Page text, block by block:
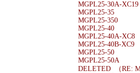
MGPL25-30A-XC19
MGPL25-35
MGPL25-350
MGPL25-40
MGPL25-40A-XC8
MGPL25-40B-XC9
MGPL25-50
MGPL25-50A
DELETED （RE: